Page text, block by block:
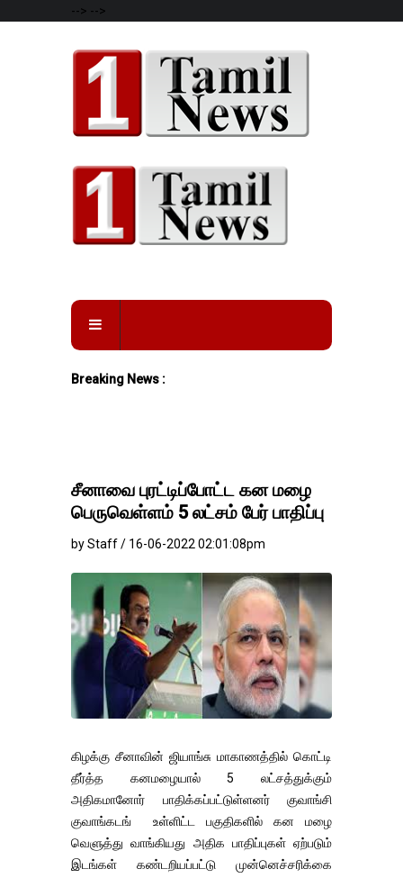
--> -->
Breaking News :
சீனாவை புரட்டிப்போட்ட கன மழை
பெருவெள்ளம் 5 லட்சம் பேர் பாதிப்பு
by Staff / 16-06-2022 02:01:08pm
கிழக்கு சீனாவின் ஜியாங்சு மாகாணத்தில் கொட்டி
தீர்த்த கனமழையால் 5 லட்சத்துக்கும்
அதிகமானோர் பாதிக்கப்பட்டுள்ளனர் குவாங்சி
குவாங்கடங் உள்ளிட்ட பகுதிகளில் கன மழை
வெளுத்து வாங்கியது அதிக பாதிப்புகள் ஏற்படும்
இடங்கள் கண்டறியப்பட்டு முன்னெச்சரிக்கை